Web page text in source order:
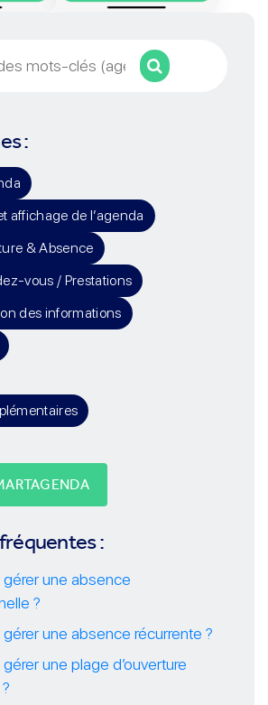
:
affichage de l’agenda
& Absence
vous / Prestations
des informations
:
une absence
?
une absence récurrente ?
une plage d’ouverture